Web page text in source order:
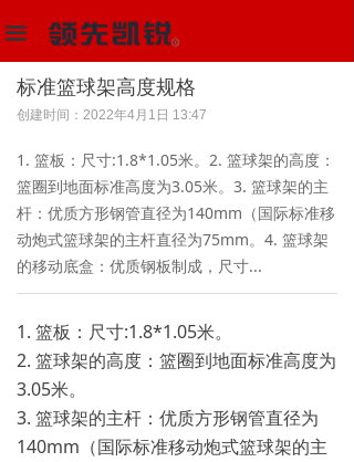
끀首页
多功能场馆器材设备
体育器材
解决方案
项目中心
新闻动态
关于我们
联系我们
阿里巴巴店
标准篮球架高度规格
创建时间： 2022年4月1日 13:47
1. 篮板：尺寸:1.8*1.05米。2. 篮球架的高度：
篮圈到地面标准高度为3.05米。3. 篮球架的主
杆：优质方形钢管直径为140mm（国际标准移
动炮式篮球架的主杆直径为75mm。4. 篮球架
的移动底盒：优质钢板制成，尺寸...
1. 篮板：尺寸:1.8*1.05米。
2. 篮球架的高度：篮圈到地面标准高度为
3.05米。
3. 篮球架的主杆：优质方形钢管直径为
140mm（国际标准移动炮式篮球架的主